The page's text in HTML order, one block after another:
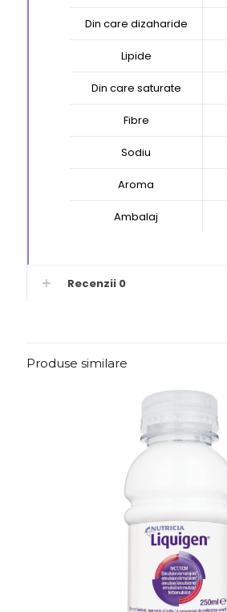
Din care dizaharide
Lipide
Din care saturate
Fibre
Sodiu
Aroma
Ambalaj
Recenzii 0
Produse similare